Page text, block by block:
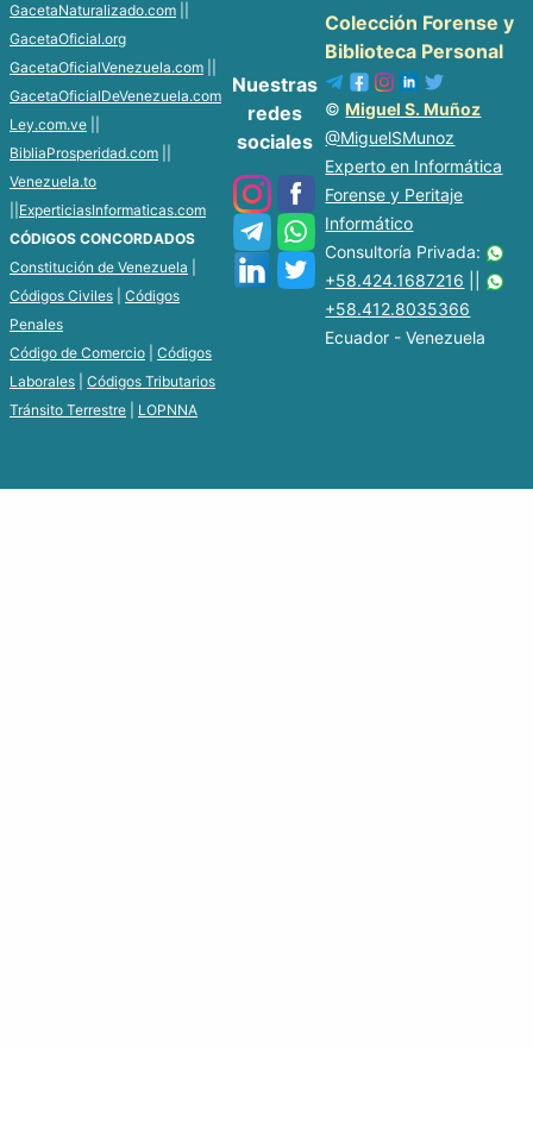
GacetaNaturalizado.com
GacetaOficial.org
GacetaOficialVenezuela.com
GacetaOficialDeVenezuela.com
Ley.com.ve
BibliaProsperidad.com
Venezuela.to
ExperticiasInformaticas.com
CÓDIGOS CONCORDADOS
Constitución de Venezuela
Códigos Civiles
Códigos
Penales
Código de Comercio
Códigos
Laborales
Códigos Tributarios
Tránsito Terrestre
LOPNNA
Nuestras
redes
sociales
Colección Forense y
Biblioteca Personal
©Miguel S. Muñoz
@MiguelSMunoz
Experto en Informática
Forense y Peritaje
Informático
Consultoría Privada:
+58.424.1687216
+58.412.8035366
Ecuador - Venezuela